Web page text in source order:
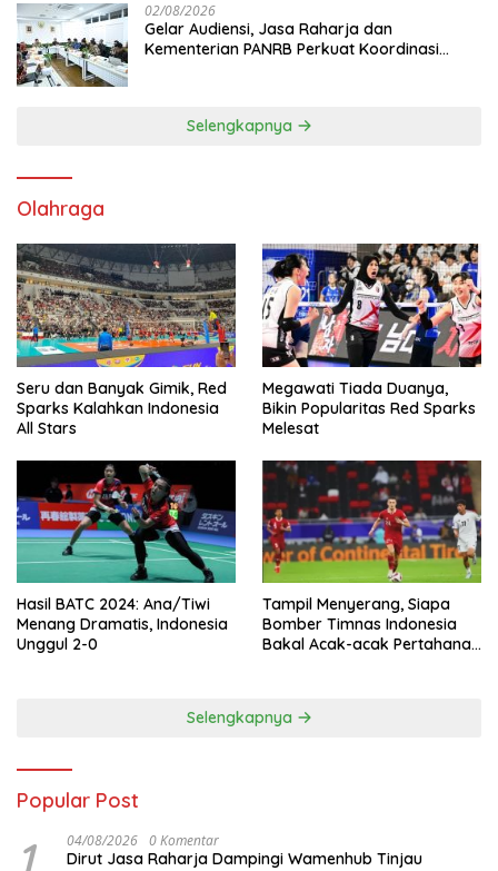
02/08/2026
Gelar Audiensi, Jasa Raharja dan
Kementerian PANRB Perkuat Koordinasi
Selengkapnya
Olahraga
Seru dan Banyak Gimik, Red
Sparks Kalahkan Indonesia
All Stars
Megawati Tiada Duanya,
Bikin Popularitas Red Sparks
Melesat
Hasil BATC 2024: Ana/Tiwi
Menang Dramatis, Indonesia
Unggul 2-0
Tampil Menyerang, Siapa
Bomber Timnas Indonesia
Bakal Acak-acak Pertahanan
Selengkapnya
Popular Post
1 04/08/2026 0 Komentar
Dirut Jasa Raharja Dampingi Wamenhub Tinjau